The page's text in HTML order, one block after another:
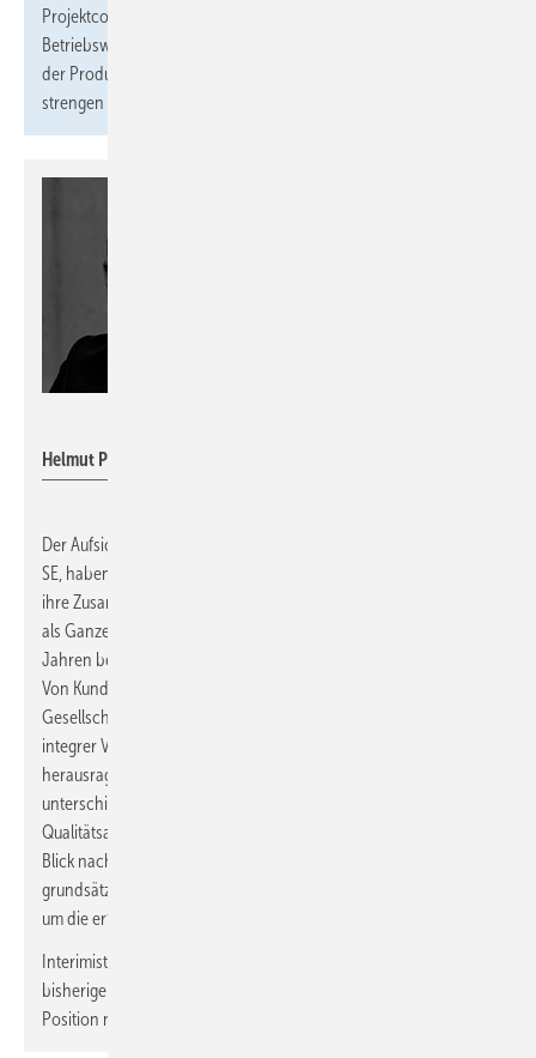
Projektcontrolling. Ein besonderes Augenmerk möchte der
Betriebswirt auf die Zertifizierung und das Qualitätsmanagement
der Produkte legen, die im Schütz-Werk produziert werden und
strengen Qualitätskontrollen unterliegen.
Helmut Pusch
Der Aufsichtsrat der
SE, haben sich nach gemeinsamer Abwägung darauf verständigt,
ihre Zusammenarbeit zu beenden. Pusch hat das Unternehmen
als Ganzes und dessen Vertrieb im Speziellen in seinen fast 30
Jahren bei Dehn in außergewöhnlichem Maße positiv geprägt.
Von Kunden, Geschäftspartnern, Mitarbeitern und
Gesellschaftern wurde Herr Pusch immer als aufrichtiger und
integrer Vertreter von Dehn wahrgenommen. Sein
herausragendes Fach- und Marktwissen, sein Engagement in
unterschiedlichsten Bereichen und sein hoher
Qualitätsanspruch zeichneten ihn über all die Jahre aus. Beim
Blick nach vorne haben beide Seiten festgestellt, dass sie in
grundsätzlichen Ansichten inhaltlich auseinanderlagen – zu weit,
um die erfolgreiche gemeinsame Vergangenheit fortzuschreiben.
Interimistisch wird Dr. Philipp Dehn zusätzlich zu seinen
bisherigen Aufgaben als CEO den CSO-Bereich führen, bis die
Position nachbesetzt werden kann.